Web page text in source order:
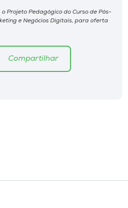
Projeto Pedagógico do Curso de Pós-
e Negócios Digitais, para oferta
Compartilhar